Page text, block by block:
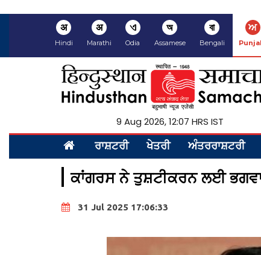
अ
Hindi
अ
Marathi
ଏ
Odia
অ
Assamese
বা
Bengali
ਅ
9 Aug 2026, 12:07 HRS IST
ਰਾਸ਼ਟਰੀ ਖੇਤਰੀ ਅੰਤਰਰਾਸ਼ਟਰੀ
ਕਾਂਗਰਸ ਨੇ ਤੁਸ਼ਟੀਕਰਨ ਲਈ
31 Jul 2025 17:06:33